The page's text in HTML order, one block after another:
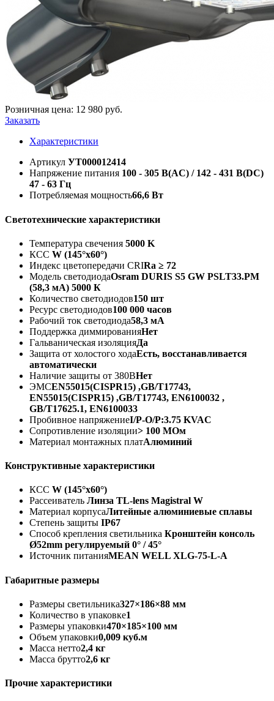
Розничная цена: 12 980 руб.
Заказать
Характеристики
Артикул УТ000012414
Напряжение питания 100 - 305 В(AC) / 142 - 431 В(DC)
47 - 63 Гц
Потребляемая мощность66,6 Вт
Светотехнические характеристики
Температура свечения 5000 K
КСС W (145°х60°)
Индекс цветопередачи CRIRa ≥ 72
Модель светодиодаOsram DURIS S5 GW PSLT33.PM
(58,3 мА) 5000 К
Количество светодиодов150 шт
Ресурс светодиодов100 000 часов
Рабочий ток светодиода58,3 мА
Поддержка диммированияНет
Гальваническая изоляцияДа
Защита от холостого ходаЕсть, восстанавливается
автоматически
Наличие защиты от 380ВНет
ЭМСEN55015(CISPR15) ,GB/T17743,
EN55015(CISPR15) ,GB/T17743, EN6100032 ,
GB/T17625.1, EN6100033
Пробивное напряжениеI/P-O/P:3.75 KVAC
Сопротивление изоляции> 100 МОм
Материал монтажных платАлюминий
Конструктивные характеристики
КСС W (145°х60°)
Рассеиватель Линза TL-lens Magistral W
Материал корпусаЛитейные алюминиевые сплавы
Степень защиты IP67
Способ крепления светильника Кронштейн консоль
Ø52mm регулируемый 0° / 45°
Источник питанияMEAN WELL XLG-75-L-A
Габаритные размеры
Размеры светильника327×186×88 мм
Количество в упаковке1
Размеры упаковки470×185×100 мм
Объем упаковки0,009 куб.м
Масса нетто2,4 кг
Масса брутто2,6 кг
Прочие характеристики